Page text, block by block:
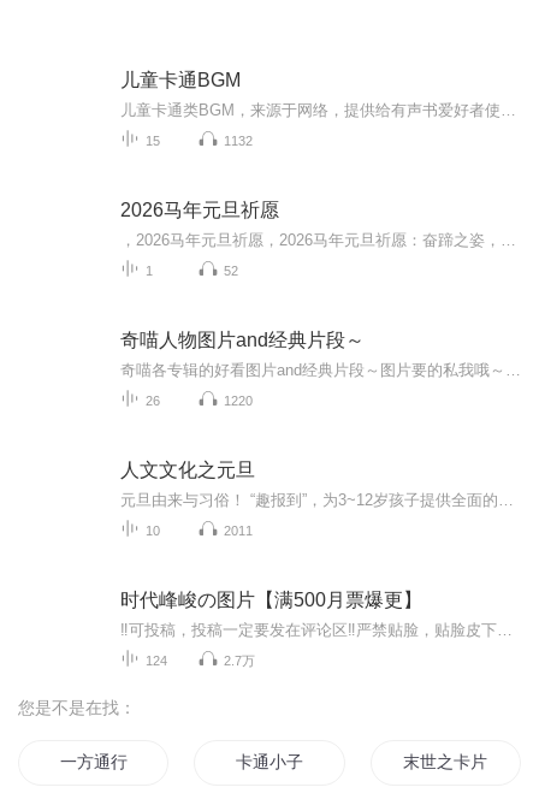
儿童卡通BGM
15 1132
2026马年元旦祈愿
1 52
奇喵人物图片and经典片段～
26 1220
人文文化之元旦
10 2011
时代峰峻の图片【满500月票爆更】
124 2.7万
您是不是在找：
一方通行 卡通小子 末世之卡片系统